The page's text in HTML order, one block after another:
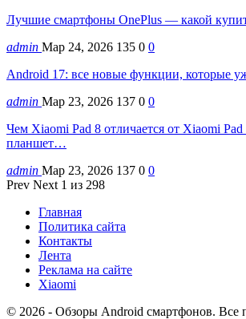
Лучшие смартфоны OnePlus — какой
admin Мар 24, 2026 135 0 0
Android 17: все новые функции, которые
admin Мар 23, 2026 137 0 0
Чем Xiaomi Pad 8 отличается от Xiaomi Pad
планшет…
admin Мар 23, 2026 137 0 0
Prev Next 1 из 298
Главная
Политика сайта
Контакты
Лента
Реклама на сайте
Xiaomi
© 2026 - Обзоры Android смартфонов. Все